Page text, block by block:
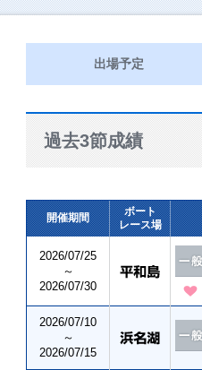
出場予定
過去3節成績
開催期間
ボート
レース場
2026/07/25
～
2026/07/30
2026/07/10
～
2026/07/15